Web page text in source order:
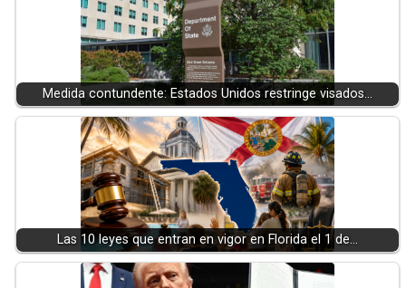
Medida contundente: Estados Unidos restringe visados…
Las 10 leyes que entran en vigor en Florida el 1 de…